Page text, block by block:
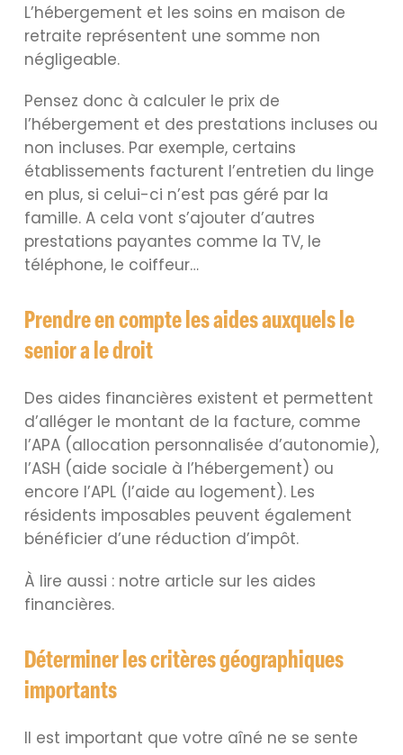
L’hébergement et les soins en maison de
retraite représentent une somme non
négligeable.
Pensez donc à calculer le prix de
l’hébergement et des prestations incluses ou
non incluses. Par exemple, certains
établissements facturent l’entretien du linge
en plus, si celui-ci n’est pas géré par la
famille. A cela vont s’ajouter d’autres
prestations payantes comme la TV, le
téléphone, le coiffeur…
Prendre en compte les aides auxquels le
senior a le droit
Des aides financières existent et permettent
d’alléger le montant de la facture, comme
l’APA (allocation personnalisée d’autonomie),
l’ASH (aide sociale à l’hébergement) ou
encore l’APL (l’aide au logement). Les
résidents imposables peuvent également
bénéficier d’une réduction d’impôt.
À lire aussi : notre article sur les aides
financières.
Déterminer les critères géographiques
importants
Il est important que votre aîné ne se sente